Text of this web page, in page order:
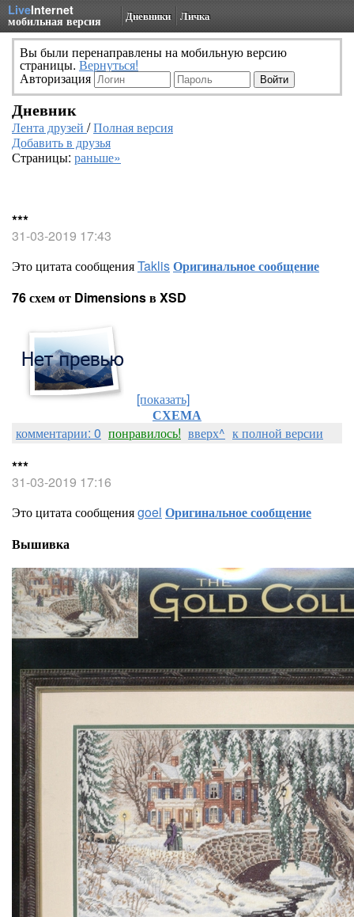
LiveInternet
мобильная версия Дневники Личка
Вы были перенаправлены на мобильную версию
страницы. Вернуться!
Авторизация
Дневник
Лента друзей /Полная версия
Добавить в друзья
Страницы: раньше»
***
31-03-2019 17:43
Это цитата сообщенияTaklisОригинальное сообщение
76 схем от Dimensions в XSD
[показать]
СХЕМА
комментарии: 0 понравилось! вверх^ к полной версии
***
31-03-2019 17:16
Это цитата сообщенияgoel Оригинальное сообщение
Вышивка